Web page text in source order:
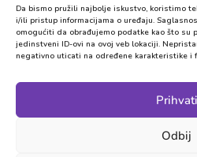
Da bismo pružili najbolje iskustvo, koristimo
i/ili pristup informacijama o uređaju.
omogućiti da obrađujemo podatke kao što su
jedinstveni ID-ovi na ovoj veb lokaciji.
negativno uticati na određene karakteristike i
Prihvati
Odbij
info@morfik3d.rs
0637135495
PIB: 115062513